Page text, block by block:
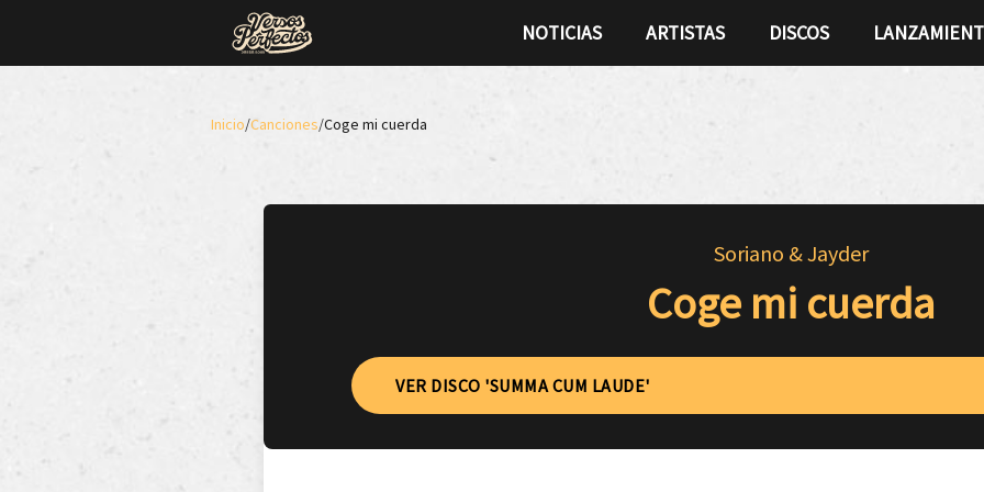
NOTICIAS ARTISTAS DISCOS
Inicio/Canciones/Coge mi cuerda
Soriano & Jayder
Coge mi cuerda
VER DISCO 'SUMMA CUM LAUDE'